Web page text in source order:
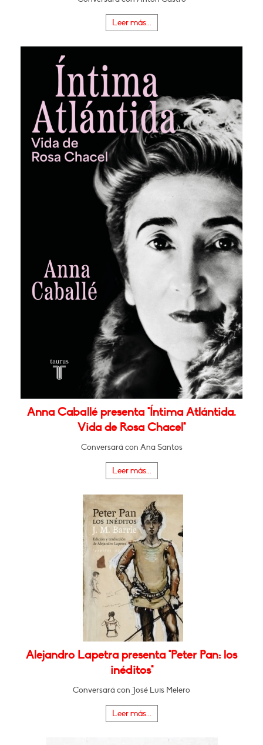
Leer más...
Anna Caballé presenta "Íntima Atlántida.
Vida de Rosa Chacel"
Conversará con Ana Santos
Leer más...
Alejandro Lapetra presenta "Peter Pan: los
inéditos"
Conversará con José Luis Melero
Leer más...